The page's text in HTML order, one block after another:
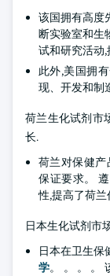
该国拥有高度
断实验室和生
试和研究活动
此外,美国拥
现、开发和制
荷兰生化试剂市
长.
荷兰对保健产
保证要求。
性,提高了荷兰
日本生化试剂市
日本在卫生保
学。 。 。 。